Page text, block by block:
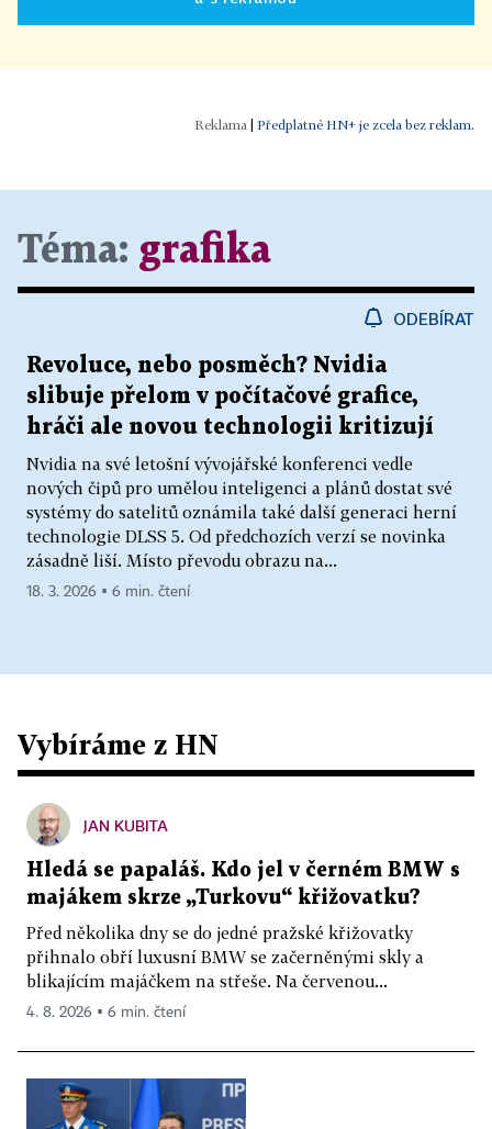
Předplatné HN+ je zcela bez reklam.
Téma: grafika
ODEBÍRAT
Revoluce, nebo posměch? Nvidia
slibuje přelom v počítačové grafice,
hráči ale novou technologii kritizují
Nvidia na své letošní vývojářské konferenci vedle
nových čipů pro umělou inteligenci a plánů dostat své
systémy do satelitů oznámila také další generaci herní
technologie DLSS 5. Od předchozích verzí se novinka
zásadně liší. Místo převodu obrazu na...
18. 3. 2026 ▪ 6 min. čtení
Vybíráme z HN
JAN KUBITA
Hledá se papaláš. Kdo jel v černém BMW s
majákem skrze „Turkovu“ křižovatku?
Před několika dny se do jedné pražské křižovatky
přihnalo obří luxusní BMW se začerněnými skly a
blikajícím majáčkem na střeše. Na červenou...
4. 8. 2026 ▪ 6 min. čtení